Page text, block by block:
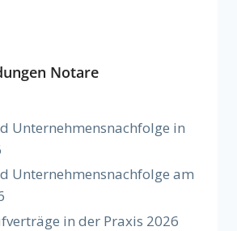
Notare
Unternehmensnachfolge in
Unternehmensnachfolge am
in der Praxis 2026